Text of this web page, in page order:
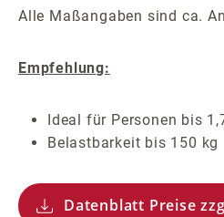
Alle Maßangaben sind ca.
Empfehlung:
Ideal für Personen bis
Belastbarkeit bis 150 kg
Datenblatt Preise